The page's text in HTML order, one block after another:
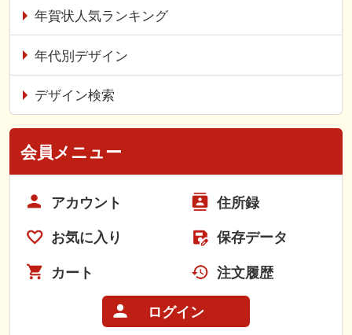
年賀状人気ランキング
年代別デザイン
デザイン検索
会員メニュー
アカウント 住所録
お気に入り 保存データ
カート 注文履歴
ログイン